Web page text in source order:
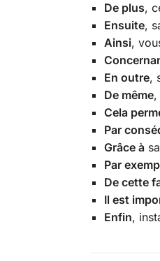
De plus,
Ensuite,
Ainsi,
En outre,
De même,
Cela
Par
Grâce àsa
Par
De cette
Il est
Enfin,